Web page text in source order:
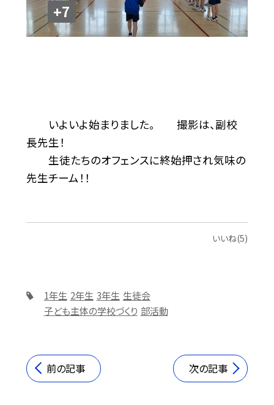
+7
いよいよ始まりました。 撮影は、副校
長先生！
生徒たちのオフェンスに終始押され気味の
先生チーム！！
いいね(5)
1年生 2年生 3年生 生徒会
子ども主体の学校づくり 部活動
前の記事 次の記事